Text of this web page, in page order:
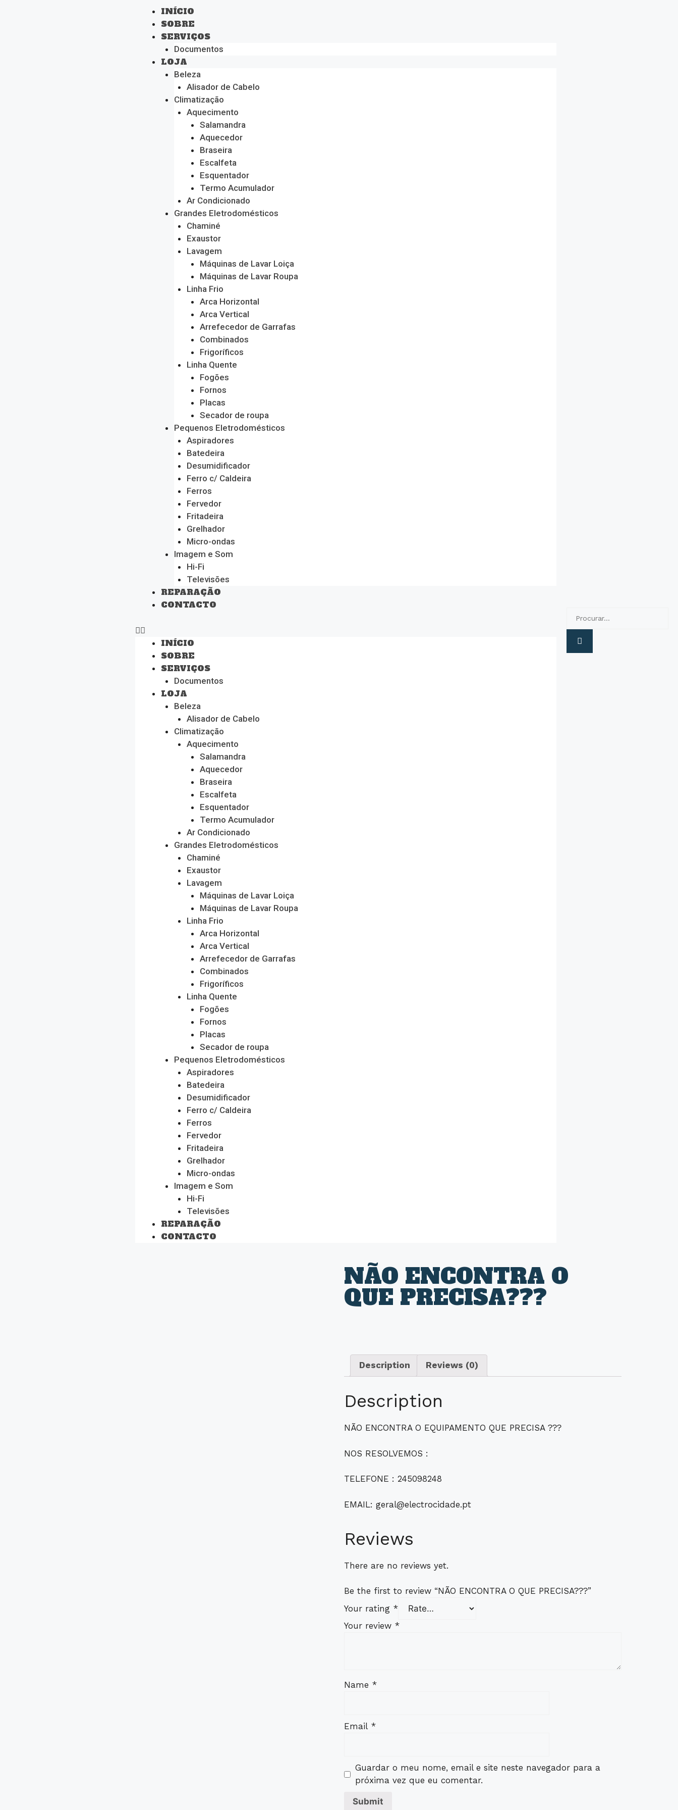
INÍCIO
SOBRE
SERVIÇOS
Documentos
LOJA
Beleza
Alisador de Cabelo
Climatização
Aquecimento
Salamandra
Aquecedor
Braseira
Escalfeta
Esquentador
Termo Acumulador
Ar Condicionado
Grandes Eletrodomésticos
Chaminé
Exaustor
Lavagem
Máquinas de Lavar Loiça
Máquinas de Lavar Roupa
Linha Frio
Arca Horizontal
Arca Vertical
Arrefecedor de Garrafas
Combinados
Frigoríficos
Linha Quente
Fogões
Fornos
Placas
Secador de roupa
Pequenos Eletrodomésticos
Aspiradores
Batedeira
Desumidificador
Ferro c/ Caldeira
Ferros
Fervedor
Fritadeira
Grelhador
Micro-ondas
Imagem e Som
Hi-Fi
Televisões
REPARAÇÃO
CONTACTO
INÍCIO
SOBRE
SERVIÇOS
Documentos
LOJA
Beleza
Alisador de Cabelo
Climatização
Aquecimento
Salamandra
Aquecedor
Braseira
Escalfeta
Esquentador
Termo Acumulador
Ar Condicionado
Grandes Eletrodomésticos
Chaminé
Exaustor
Lavagem
Máquinas de Lavar Loiça
Máquinas de Lavar Roupa
Linha Frio
Arca Horizontal
Arca Vertical
Arrefecedor de Garrafas
Combinados
Frigoríficos
Linha Quente
Fogões
Fornos
Placas
Secador de roupa
Pequenos Eletrodomésticos
Aspiradores
Batedeira
Desumidificador
Ferro c/ Caldeira
Ferros
Fervedor
Fritadeira
Grelhador
Micro-ondas
Imagem e Som
Hi-Fi
Televisões
REPARAÇÃO
CONTACTO
NÃO ENCONTRA O
QUE PRECISA???
Description Reviews (0)
Description
NÃO ENCONTRA O EQUIPAMENTO QUE PRECISA ???
NOS RESOLVEMOS :
TELEFONE : 245098248
EMAIL: geral@electrocidade.pt
Reviews
There are no reviews yet.
Be the first to review “NÃO ENCONTRA O QUE PRECISA???”
Your rating *
Your review *
Name *
Email *
Guardar o meu nome, email e site neste navegador para a
próxima vez que eu comentar.